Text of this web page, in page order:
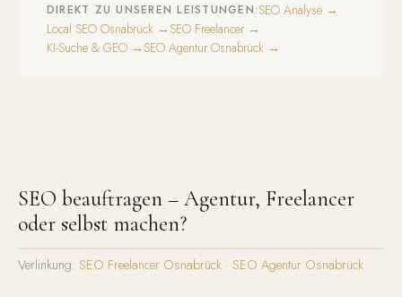
DIREKT ZU UNSEREN LEISTUNGEN:SEO Analyse →
Local SEO Osnabrück → SEO Freelancer →
KI-Suche & GEO → SEO Agentur Osnabrück →
SEO beauftragen – Agentur, Freelancer
oder selbst machen?
Verlinkung: SEO Freelancer Osnabrück · SEO Agentur Osnabrück